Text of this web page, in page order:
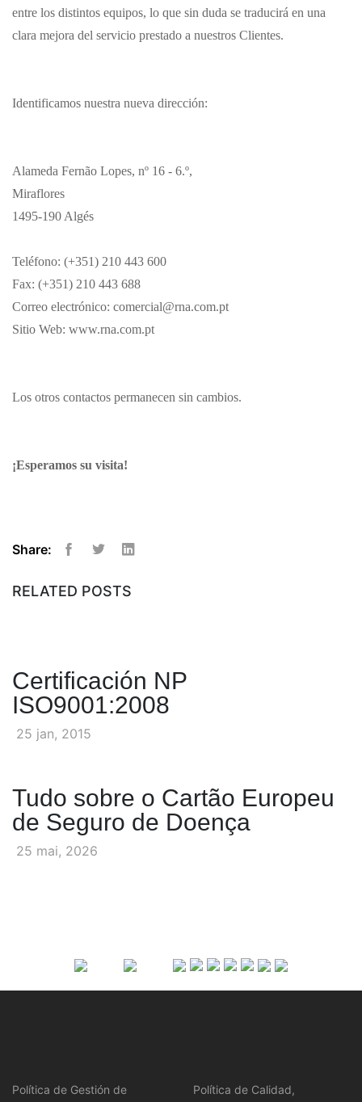
entre los distintos equipos, lo que sin duda se traducirá en una
clara mejora del servicio prestado a nuestros Clientes.
Identificamos nuestra nueva dirección:
Alameda Fernão Lopes, nº 16 - 6.º,
Miraflores
1495-190 Algés
Teléfono: (+351) 210 443 600
Fax: (+351) 210 443 688
Correo electrónico: comercial@rna.com.pt
Sitio Web: www.rna.com.pt
Los otros contactos permanecen sin cambios.
¡Esperamos su visita!
Share:
RELATED POSTS
Certificación NP
ISO9001:2008
25 jan, 2015
Tudo sobre o Cartão Europeu
de Seguro de Doença
25 mai, 2026
Política de Gestión de
Política de Calidad,